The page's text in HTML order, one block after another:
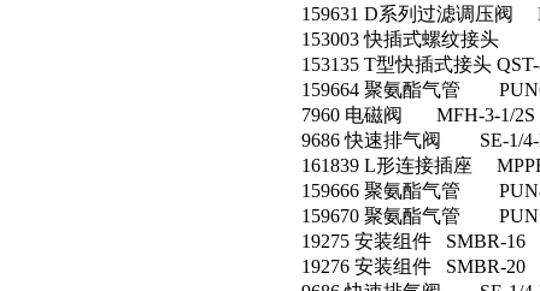
159631 D系列过滤调压
153003 快插式螺纹接头
153135 T型快插式接头
159664 聚氨酯气管
7960 电磁阀 MFH-
9686 快速排气阀 SE-1/
161839 L形连接插座
159666 聚氨酯气管
159670 聚氨酯气管
19275 安装组件
19276 安装组件